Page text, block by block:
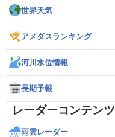
世界天気
アメダスランキング
河川水位情報
長期予報
レーダーコンテンツ
雨雲レーダー